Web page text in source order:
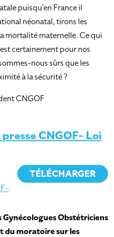
puisqu’en France il
néonatal, tirons les
mortalité maternelle. Ce qui
certainement pour nos
nous sûrs que les
à la sécurité ?
CNGOF
CNGOF- Loi
TÉLÉCHARGER
Gynécologues Obstétriciens
du moratoire sur les